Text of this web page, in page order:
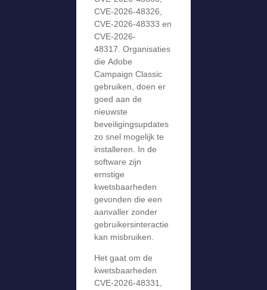
CVE-2026-48326,
CVE-2026-48333 en
CVE-2026-
48317. Organisaties
die Adobe
Campaign Classic
gebruiken, doen er
goed aan de
nieuwste
beveiligingsupdates
zo snel mogelijk te
installeren. In de
software zijn
ernstige
kwetsbaarheden
gevonden die een
aanvaller zonder
gebruikersinteractie
kan misbruiken.
Het gaat om de
kwetsbaarheden
CVE-2026-48331,